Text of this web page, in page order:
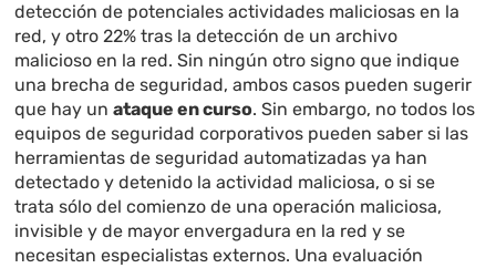
detección de potenciales actividades maliciosas en la
red, y otro 22% tras la detección de un archivo
malicioso en la red. Sin ningún otro signo que indique
una brecha de seguridad, ambos casos pueden sugerir
que hay unataque en curso. Sin embargo, no todos los
equipos de seguridad corporativos pueden saber si las
herramientas de seguridad automatizadas ya han
detectado y detenido la actividad maliciosa, o si se
trata sólo del comienzo de una operación maliciosa,
invisible y de mayor envergadura en la red y se
necesitan especialistas externos. Una evaluación